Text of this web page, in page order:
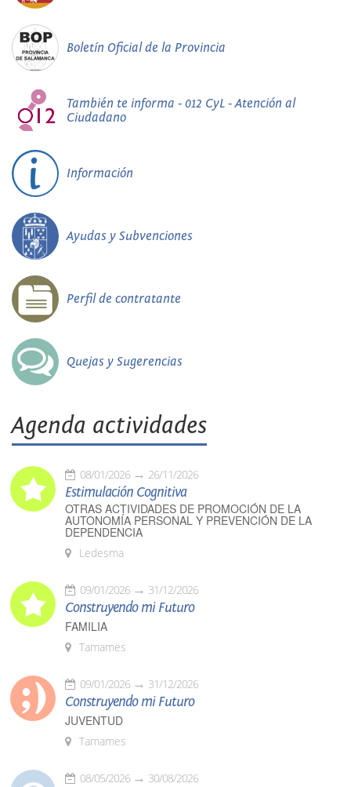
Boletín Oficial de la Provincia
También te informa - 012 CyL - Atención al
Ciudadano
Información
Ayudas y Subvenciones
Perfil de contratante
Quejas y Sugerencias
Agenda actividades
08/01/2026 26/11/2026
Estimulación Cognitiva
OTRAS ACTIVIDADES DE PROMOCIÓN DE LA
AUTONOMÍA PERSONAL Y PREVENCIÓN DE LA
DEPENDENCIA
Ledesma
09/01/2026 31/12/2026
Construyendo mi Futuro
FAMILIA
Tamames
09/01/2026 31/12/2026
Construyendo mi Futuro
JUVENTUD
Tamames
08/05/2026 30/08/2026